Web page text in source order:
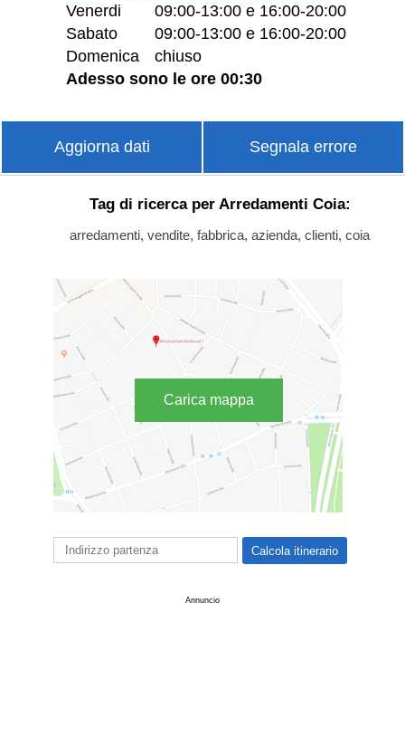
Venerdi
09:00-13:00 e 16:00-20:00
Sabato
09:00-13:00 e 16:00-20:00
Domenica
chiuso
Adesso sono le ore 00:30
Aggiorna dati Segnala errore
Tag di ricerca per Arredamenti Coia:
arredamenti, vendite, fabbrica, azienda, clienti, coia
Carica mappa
Annuncio